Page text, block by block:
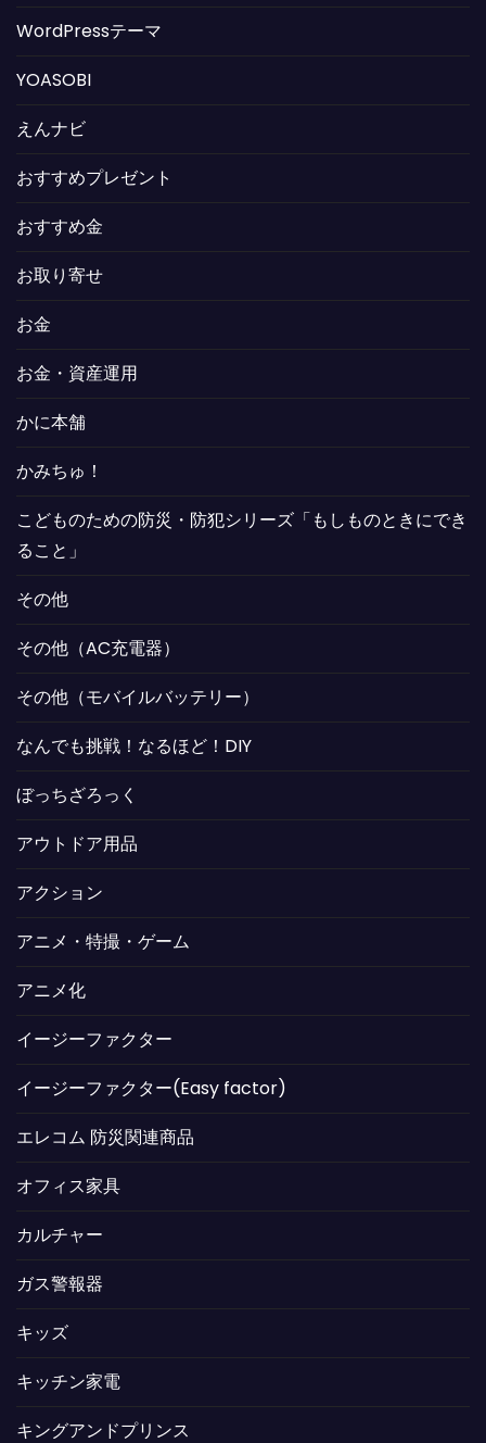
WordPressテーマ
YOASOBI
えんナビ
おすすめプレゼント
おすすめ金
お取り寄せ
お金
お金・資産運用
かに本舗
かみちゅ！
こどものための防災・防犯シリーズ「もしものときにでき
ること」
その他
その他（AC充電器）
その他（モバイルバッテリー）
なんでも挑戦！なるほど！DIY
ぼっちざろっく
アウトドア用品
アクション
アニメ・特撮・ゲーム
アニメ化
イージーファクター
イージーファクター(Easy factor)
エレコム 防災関連商品
オフィス家具
カルチャー
ガス警報器
キッズ
キッチン家電
キングアンドプリンス